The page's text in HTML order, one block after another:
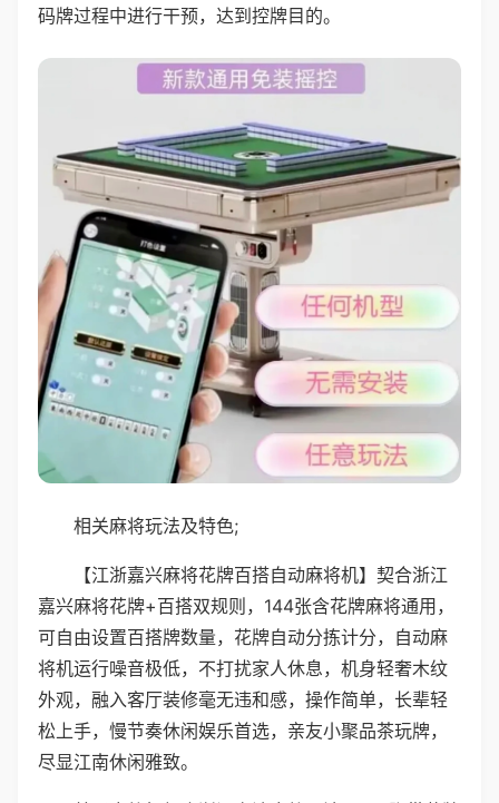
码牌过程中进行干预，达到控牌目的。
相关麻将玩法及特色;
【江浙嘉兴麻将花牌百搭自动麻将机】契合浙江
嘉兴麻将花牌+百搭双规则，144张含花牌麻将通用，
可自由设置百搭牌数量，花牌自动分拣计分，自动麻
将机运行噪音极低，不打扰家人休息，机身轻奢木纹
外观，融入客厅装修毫无违和感，操作简单，长辈轻
松上手，慢节奏休闲娱乐首选，亲友小聚品茶玩牌，
尽显江南休闲雅致。